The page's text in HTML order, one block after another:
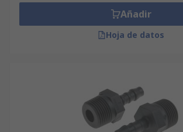
Añadir
Hoja de datos